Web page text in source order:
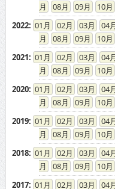
08
09 10
2022: 01 02 03 04
08
09 10
2021: 01 02 03 04
08
09 10
2020: 01 02 03 04
08
09 10
2019: 01 02 03 04
08
09 10
2018: 01 02 03 04
08
09 10
2017: 01 02 03 04